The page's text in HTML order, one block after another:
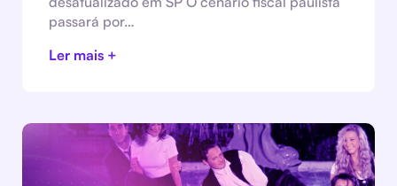
passará por…
Ler mais +